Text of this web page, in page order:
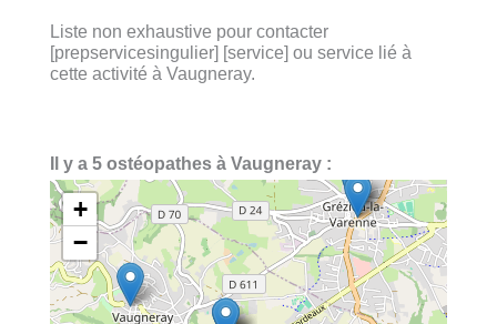
Liste non exhaustive pour contacter
[prepservicesingulier] [service] ou service lié à
cette activité à Vaugneray.
Il y a 5 ostéopathes à Vaugneray :
+
−